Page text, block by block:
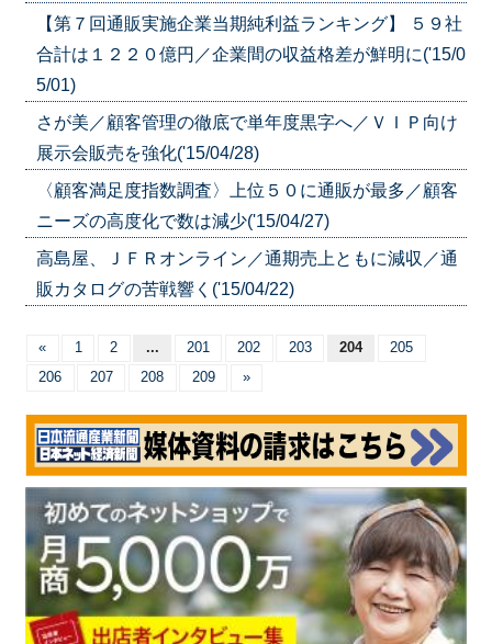
【第７回通販実施企業当期純利益ランキング】 ５９社
合計は１２２０億円／企業間の収益格差が鮮明に('15/0
5/01)
さが美／顧客管理の徹底で単年度黒字へ／ＶＩＰ向け
展示会販売を強化('15/04/28)
〈顧客満足度指数調査〉上位５０に通販が最多／顧客
ニーズの高度化で数は減少('15/04/27)
高島屋、ＪＦＲオンライン／通期売上ともに減収／通
販カタログの苦戦響く('15/04/22)
« 1 2 ... 201 202 203 204
205
206
207 208 209 »